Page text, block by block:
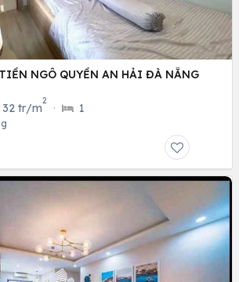
NGÔ QUYỀN AN HẢI ĐÀ NẴNG
32 tr/m
2
· 1